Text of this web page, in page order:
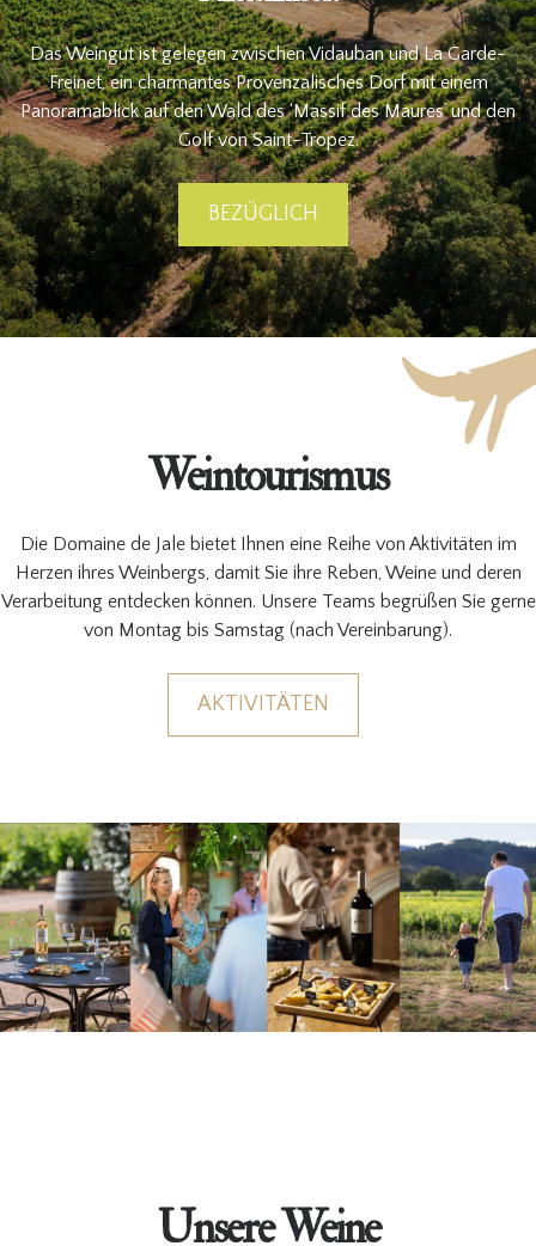
Das Weingut ist gelegen zwischen Vidauban und La Garde-
Freinet, ein charmantes Provenzalisches Dorf mit einem
Panoramablick auf den Wald des ‘Massif des Maures’ und den
Golf von Saint-Tropez.
BEZÜGLICH
Weintourismus
Die Domaine de Jale bietet Ihnen eine Reihe von Aktivitäten im
Herzen ihres Weinbergs, damit Sie ihre Reben, Weine und deren
Verarbeitung entdecken können. Unsere Teams begrüßen Sie gerne
von Montag bis Samstag (nach Vereinbarung).
AKTIVITÄTEN
Unsere Weine